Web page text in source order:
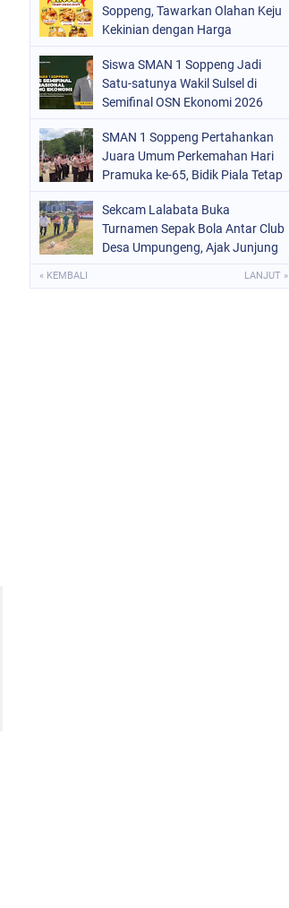
POLRI (497)
SULSEL
Soppeng, Tawarkan Olahan Keju
Kekinian dengan Harga
Siswa SMAN 1 Soppeng Jadi
Satu-satunya Wakil Sulsel di
Semifinal OSN Ekonomi 2026
SMAN 1 Soppeng Pertahankan
Juara Umum Perkemahan Hari
Pramuka ke-65, Bidik Piala Tetap
Sekcam Lalabata Buka
Turnamen Sepak Bola Antar Club
Desa Umpungeng, Ajak Junjung
« KEMBALI LANJUT »